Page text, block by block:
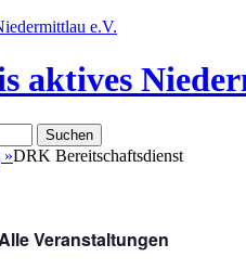
aktives
»DRK Bereitschaftsdienst
Veranstaltungen